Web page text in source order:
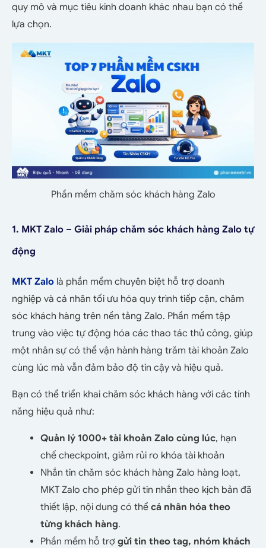
quy mô và mục tiêu kinh doanh khác nhau bạn có thể
lựa chọn.
Phần mềm chăm sóc khách hàng Zalo
1. MKT Zalo – Giải pháp chăm sóc khách hàng Zalo tự
động
MKT Zalo là phần mềm chuyên biệt hỗ trợ doanh
nghiệp và cá nhân tối ưu hóa quy trình tiếp cận, chăm
sóc khách hàng trên nền tảng Zalo. Phần mềm tập
trung vào việc tự động hóa các thao tác thủ công, giúp
một nhân sự có thể vận hành hàng trăm tài khoản Zalo
cùng lúc mà vẫn đảm bảo độ tin cậy và hiệu quả.
Bạn có thể triển khai chăm sóc khách hàng với các tính
năng hiệu quả như:
Quản lý 1000+ tài khoản Zalo cùng lúc, hạn
chế checkpoint, giảm rủi ro khóa tài khoản
Nhắn tin chăm sóc khách hàng Zalo hàng loạt,
MKT Zalo cho phép gửi tin nhắn theo kịch bản đã
thiết lập, nội dung có thể cá nhân hóa theo
từng khách hàng.
Phần mềm hỗ trợ gửi tin theo tag, nhóm khách